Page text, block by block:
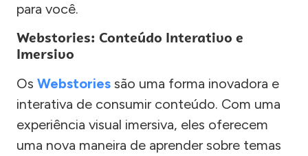
para você.
Webstories: Conteúdo Interativo e
Imersivo
Os Webstories são uma forma inovadora e
interativa de consumir conteúdo. Com uma
experiência visual imersiva, eles oferecem
uma nova maneira de aprender sobre temas